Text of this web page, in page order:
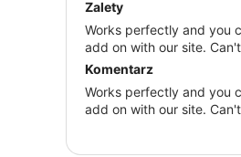
Zalety
Works perfectly and you
add on with our site.
Komentarz
Works perfectly and you
add on with our site.